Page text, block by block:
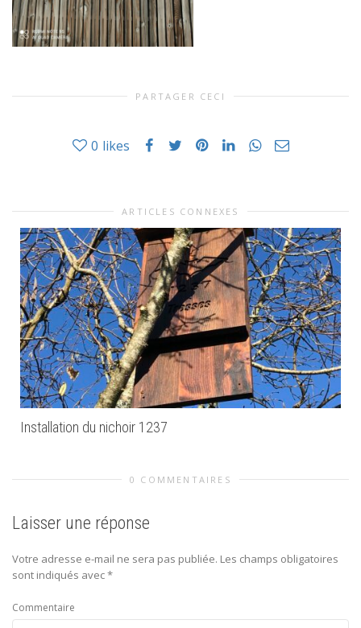
PARTAGER CECI
0 likes
ARTICLES CONNEXES
Installation du nichoir 1237
0 COMMENTAIRES
Laisser une réponse
Votre adresse e-mail ne sera pas publiée. Les champs obligatoires
sont indiqués avec*
Commentaire